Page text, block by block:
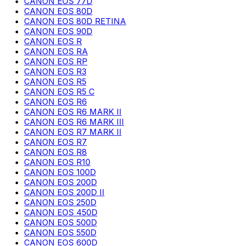
CANON EOS 80D
CANON EOS 80D RETINA
CANON EOS 90D
CANON EOS R
CANON EOS RA
CANON EOS RP
CANON EOS R3
CANON EOS R5
CANON EOS R5 C
CANON EOS R6
CANON EOS R6 MARK II
CANON EOS R6 MARK III
CANON EOS R7 MARK II
CANON EOS R7
CANON EOS R8
CANON EOS R10
CANON EOS 100D
CANON EOS 200D
CANON EOS 200D II
CANON EOS 250D
CANON EOS 450D
CANON EOS 500D
CANON EOS 550D
CANON EOS 600D